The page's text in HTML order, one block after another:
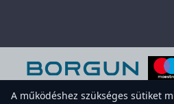
A működéshez szükséges sütiket